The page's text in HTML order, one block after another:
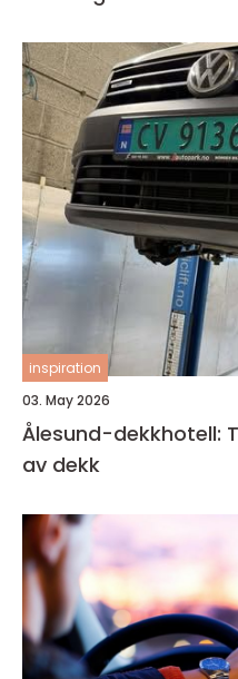
inspiration
03. May 2026
Ålesund-dekkhotell:
av dekk